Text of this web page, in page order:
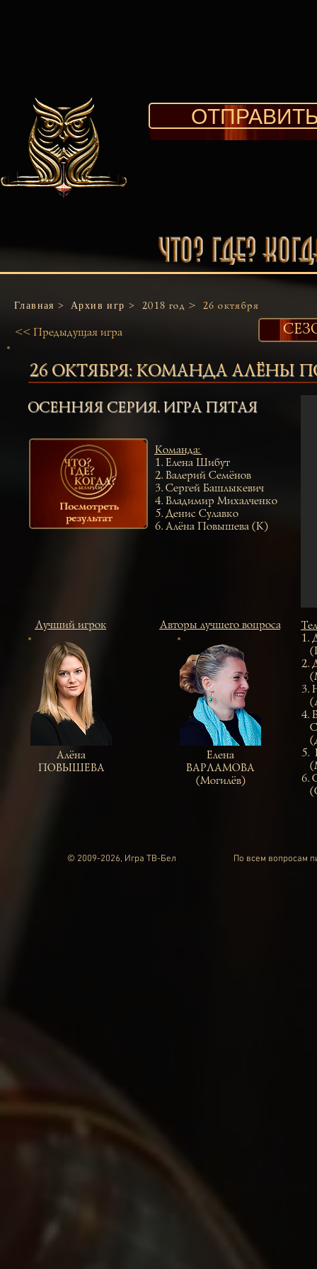
Главная > Архив игр > 2018 год > 26 октября
<< Предыдущая игра
26 ОКТЯБРЯ: КОМАНДА АЛЁНЫ
ОСЕННЯЯ СЕРИЯ. ИГРА ПЯТАЯ
Команда:
1. Елена Шибут
2. Валерий Семёнов
3. Сергей Башлыкевич
4. Владимир Михалченко
5. Денис Сулавко
6. Алёна Повышева (К)
Лучший игрок
Алёна
ПОВЫШЕВА
Авторы лучшего вопроса
Елена
ВАРЛАМОВА
(Могилёв)
1.
2.
3.
4.
5.
6.
© 2009-2026, Игра ТВ-Бел По всем вопросам